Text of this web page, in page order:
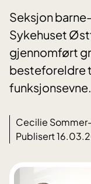
Seksjon
Sykehuset
gjennomført
besteforeldre
funksjonsevne.
Cecilie
Publisert